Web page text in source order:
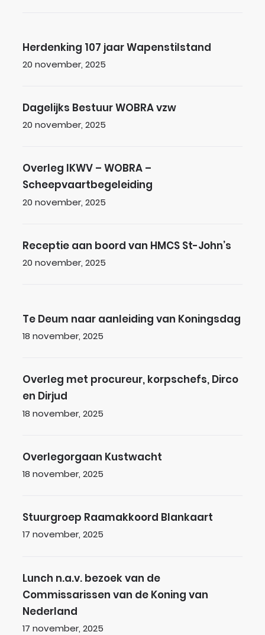
Herdenking 107 jaar Wapenstilstand
Gepubliceerd op
20 november, 2025
Dagelijks Bestuur WOBRA vzw
Dagelijks Bestuur WOBRA vzw
Gepubliceerd op
20 november, 2025
Overleg IKWV – WOBRA –
Overleg IKWV – WOBRA –
Scheepvaartbegeleiding
Gepubliceerd op
20 november, 2025
Receptie aan boord van HMCS St-John’s
Receptie aan boord van HMCS St-John’s
Gepubliceerd op
20 november, 2025
Te Deum naar aanleiding van Koningsdag
Gepubliceerd op
18 november, 2025
Overleg met procureur, korpschefs, Dirco en
Overleg met procureur, korpschefs, Dirco
en Dirjud
Gepubliceerd op
18 november, 2025
Overlegorgaan Kustwacht
Overlegorgaan Kustwacht
Gepubliceerd op
18 november, 2025
Stuurgroep Raamakkoord Blankaart
Stuurgroep Raamakkoord Blankaart
Gepubliceerd op
17 november, 2025
Lunch n.a.v. bezoek van de Commissarissen
Lunch n.a.v. bezoek van de
Commissarissen van de Koning van
Nederland
Gepubliceerd op
17 november, 2025